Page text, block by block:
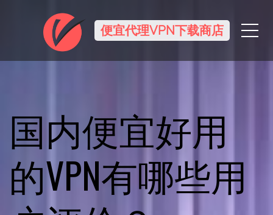
便宜代理VPN下载商店
国内便宜好用
的VPN有哪些用